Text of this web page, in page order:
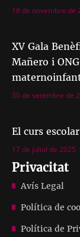
18 de novembre de
XV Gala
Mañero i
30 de setembre de
El curs
17 de juliol de 2025
Privacitat
Avís Legal
Política de
Política de